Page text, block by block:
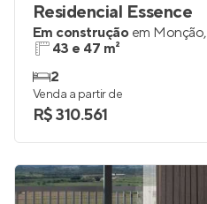
Residencial Essence
Em construção em Monção,
43 e 47 m²
2
Venda a partir de
R$ 310.561